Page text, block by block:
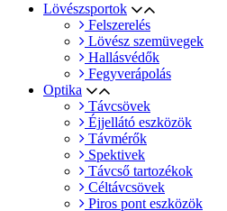
Lövészsportok
Felszerelés
Lövész szemüvegek
Hallásvédők
Fegyverápolás
Optika
Távcsövek
Éjjellátó eszközök
Távmérők
Spektivek
Távcső tartozékok
Céltávcsövek
Piros pont eszközök